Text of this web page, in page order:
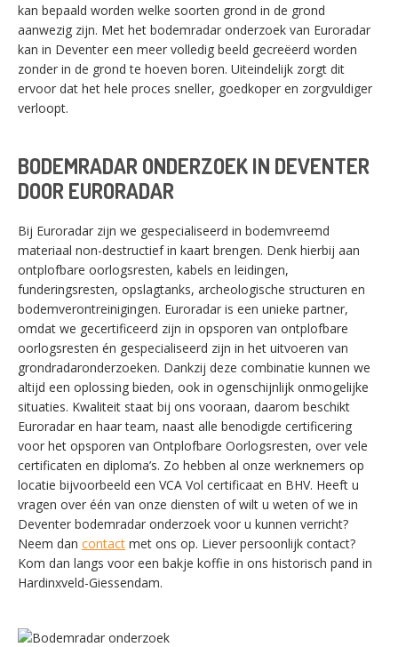
kan bepaald worden welke soorten grond in de grond
aanwezig zijn. Met het bodemradar onderzoek van Euroradar
kan in Deventer een meer volledig beeld gecreëerd worden
zonder in de grond te hoeven boren. Uiteindelijk zorgt dit
ervoor dat het hele proces sneller, goedkoper en zorgvuldiger
verloopt.
BODEMRADAR ONDERZOEK IN DEVENTER
DOOR EURORADAR
Bij Euroradar zijn we gespecialiseerd in bodemvreemd
materiaal non-destructief in kaart brengen. Denk hierbij aan
ontplofbare oorlogsresten, kabels en leidingen,
funderingsresten, opslagtanks, archeologische structuren en
bodemverontreinigingen. Euroradar is een unieke partner,
omdat we gecertificeerd zijn in opsporen van ontplofbare
oorlogsresten én gespecialiseerd zijn in het uitvoeren van
grondradaronderzoeken. Dankzij deze combinatie kunnen we
altijd een oplossing bieden, ook in ogenschijnlijk onmogelijke
situaties. Kwaliteit staat bij ons vooraan, daarom beschikt
Euroradar en haar team, naast alle benodigde certificering
voor het opsporen van Ontplofbare Oorlogsresten, over vele
certificaten en diploma’s. Zo hebben al onze werknemers op
locatie bijvoorbeeld een VCA Vol certificaat en BHV. Heeft u
vragen over één van onze diensten of wilt u weten of we in
Deventer bodemradar onderzoek voor u kunnen verricht?
Neem dan contact met ons op. Liever persoonlijk contact?
Kom dan langs voor een bakje koffie in ons historisch pand in
Hardinxveld-Giessendam.